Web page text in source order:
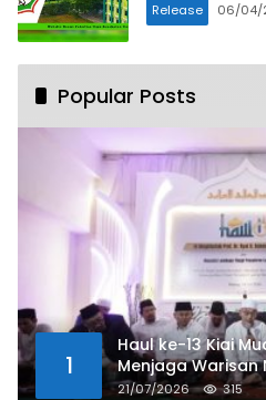
Release 06/04/
Popular Posts
1
Haul ke-13 Kiai
Menjaga Warisan
21/07/2026 315